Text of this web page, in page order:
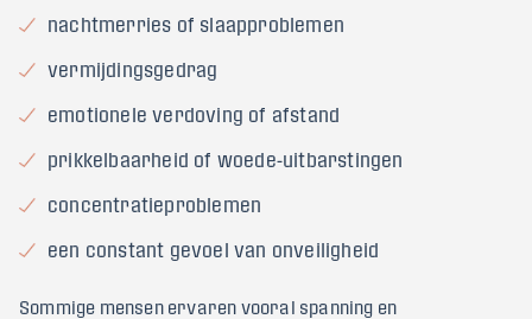
nachtmerries of slaapproblemen
vermijdingsgedrag
emotionele verdoving of afstand
prikkelbaarheid of woede-uitbarstingen
concentratieproblemen
een constant gevoel van onveiligheid
Sommige mensen ervaren vooral spanning en